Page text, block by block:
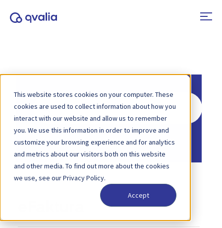
This website stores cookies on your computer. These
cookies are used to collect information about how you
interact with our website and allow us to remember
you. We use this information in order to improve and
customize your browsing experience and for analytics
and metrics about our visitors both on this website
and other media. To find out more about the cookies
we use, see our Privacy Policy.
Accept
Søk
etter
Hjem Kunnskapsbase